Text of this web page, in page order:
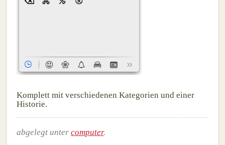
Komplett mit verschiedenen Kategorien und einer
Historie.
abgelegt untercomputer.